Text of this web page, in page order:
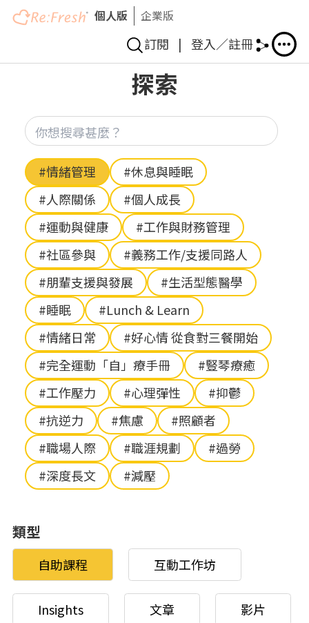
移
個人版 企業版
訂閱 | 登入／註冊
探索
Hashtag
#情緒管理
#休息與睡眠
#人際關係
#個人成長
#運動與健康
#工作與財務管理
#社區參與
#義務工作/支援同路人
#朋輩支援與發展
#生活型態醫學
#睡眠
#Lunch & Learn
#情緒日常
#好心情 從食對三餐開始
#完全運動「自」療手冊
#豎琴療癒
#工作壓力
#心理彈性
#抑鬱
#抗逆力
#焦慮
#照顧者
#職場人際
#職涯規劃
#過勞
#深度長文
#減壓
類型
自助課程 互動工作坊
Insights 文章 影片